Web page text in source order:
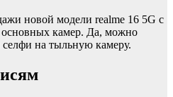
новой модели realme 16 5G с
основных камер. Да, можно
селфи на тыльную камеру.